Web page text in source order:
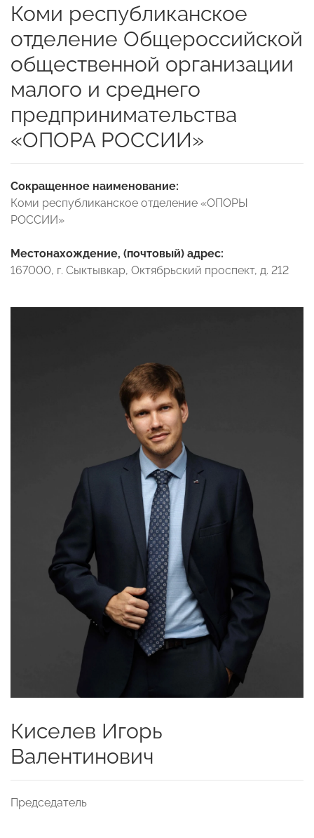
Коми республиканское
отделение Общероссийской
общественной организации
малого и среднего
предпринимательства
«ОПОРА РОССИИ»
Сокращенное наименование:
Коми республиканское отделение «ОПОРЫ
РОССИИ»
Местонахождение, (почтовый) адрес:
167000, г. Сыктывкар, Октябрьский проспект, д. 212
Киселев Игорь
Валентинович
Председатель